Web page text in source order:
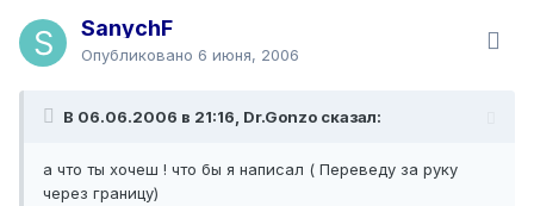
SanychF
Опубликовано 6 июня, 2006
В 06.06.2006 в 21:16, Dr.Gonzo сказал:
а что ты хочеш ! что бы я написал ( Переведу за руку
через границу)